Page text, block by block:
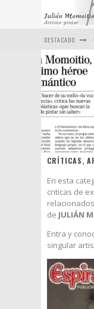
DESTACADO
CRÍTICAS,
En esta
criticas de
de JULIÁN
Entra y
singular